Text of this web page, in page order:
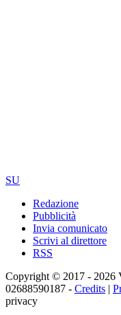
SU
Redazione
Pubblicità
Invia comunicato
Scrivi al direttore
RSS
Copyright © 2017 - 2026
02688590187 - Credits |
privacy